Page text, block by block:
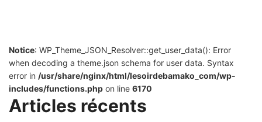
Notice: WP_Theme_JSON_Resolver::get_user_data(): Error
when decoding a theme.json schema for user data. Syntax
error in /usr/share/nginx/html/lesoirdebamako_com/wp-
includes/functions.php on line 6170
Articles récents